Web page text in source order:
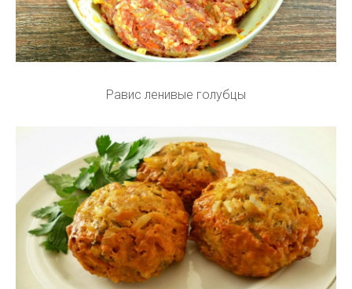
Равис ленивые голубцы